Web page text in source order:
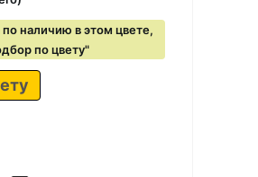
наличию в этом цвете,
по цвету"